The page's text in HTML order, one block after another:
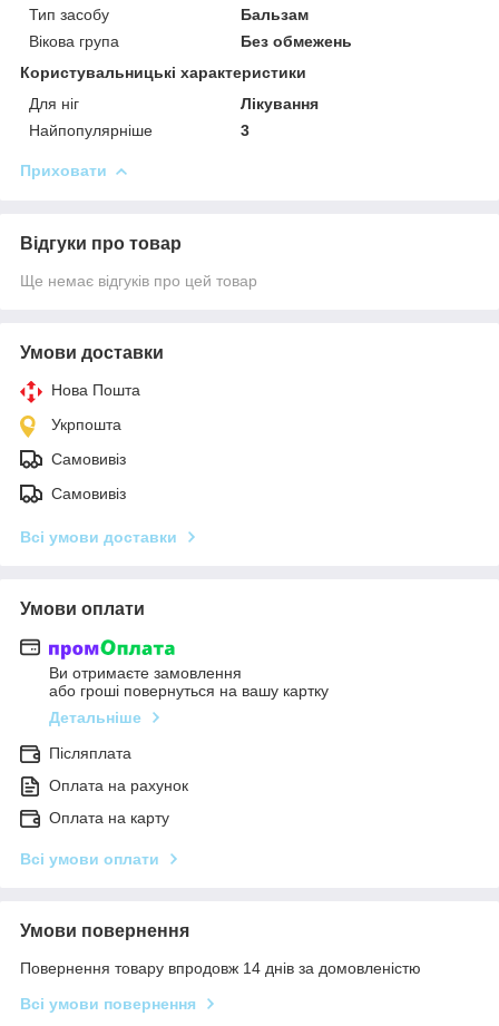
Тип засобу
Бальзам
Вікова група
Без обмежень
Користувальницькі характеристики
Для ніг
Лікування
Найпопулярніше
3
Приховати
Відгуки про товар
Ще немає відгуків про цей товар
Умови доставки
Нова Пошта
Укрпошта
Самовивіз
Самовивіз
Всі умови доставки
Умови оплати
Ви отримаєте замовлення
або гроші повернуться на вашу картку
Детальніше
Післяплата
Оплата на рахунок
Оплата на карту
Всі умови оплати
Умови повернення
Повернення товару впродовж 14 днів за домовленістю
Всі умови повернення